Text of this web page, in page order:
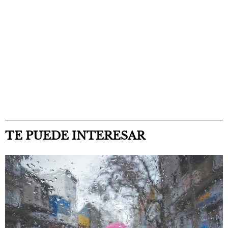
TE PUEDE INTERESAR